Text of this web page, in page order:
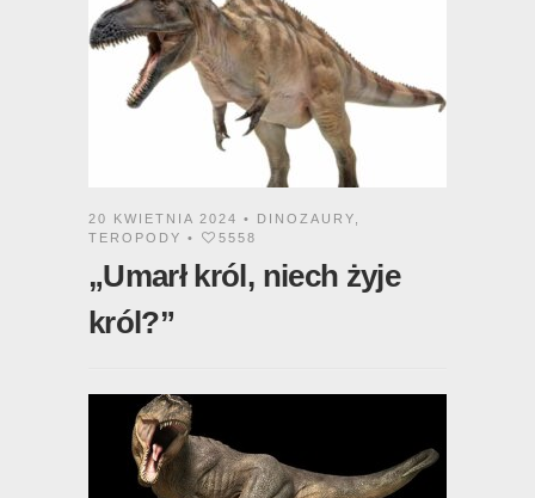
20 KWIETNIA 2024 • DINOZAURY
TEROPODY • 5558
„Umarł król, niech żyje
król?”